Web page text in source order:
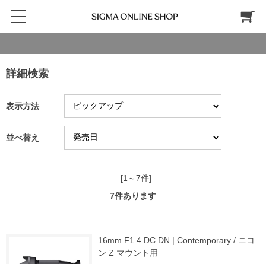
詳細検索
表示方法
並べ替え
[1～7件]
7件あります
16mm F1.4 DC DN | Contemporary / ニコ
ン Z マウント用